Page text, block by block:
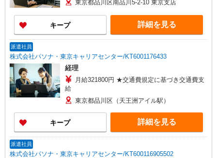
東京都品川区南品川5-2-10 東京支店
キープ 詳細を見る
派遣社員
株式会社パソナ・東京キャリアセンター/KT6001176433
経理
月給321800円 ★交通費規定に基づき交通費支
給
東京都品川区（天王洲アイル駅）
キープ 詳細を見る
派遣社員
株式会社パソナ・東京キャリアセンター/KT600116905502